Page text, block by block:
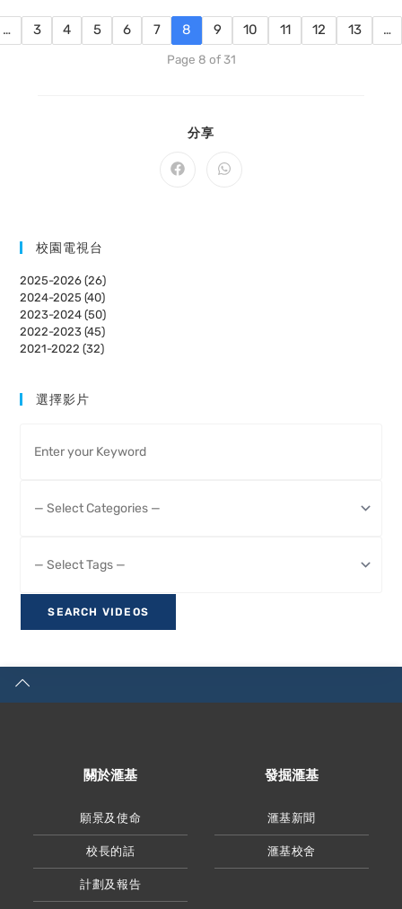
… 3 4 5 6 7 8 9 10 11 12 13 …
Page 8 of 31
分享
CONTENT
Opens
Opens
校園電視台
2025-2026 (26)
2024-2025 (40)
2023-2024 (50)
2022-2023 (45)
2021-2022 (32)
選擇影片
關於滙基
願景及使命
校長的話
計劃及報告
發掘滙基
滙基新聞
滙基校舍